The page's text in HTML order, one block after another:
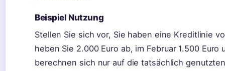
Beispiel Nutzung
Stellen Sie sich vor, Sie haben eine Kreditlinie
heben Sie 2.000 Euro ab, im Februar 1.500
berechnen sich nur auf die tatsächlich